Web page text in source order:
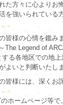
た方々に心よりお
を強いられている
皆様の心情を鑑み
The Legend of
る各地区での地上
よいと判断いたし
皆様には、深くお
ホームページ等で